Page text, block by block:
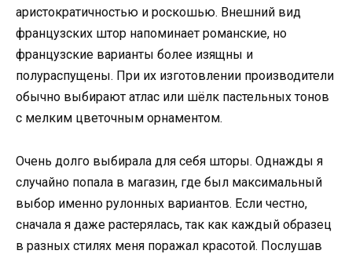
аристократичностью и роскошью. Внешний вид
французских штор напоминает романские, но
французские варианты более изящны и
полураспущены. При их изготовлении производители
обычно выбирают атлас или шёлк пастельных тонов
с мелким цветочным орнаментом.
Очень долго выбирала для себя шторы. Однажды я
случайно попала в магазин, где был максимальный
выбор именно рулонных вариантов. Если честно,
сначала я даже растерялась, так как каждый образец
в разных стилях меня поражал красотой. Послушав